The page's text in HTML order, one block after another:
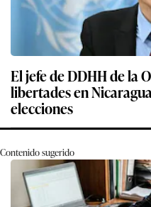
El jefe de DDHH de la
libertades en
elecciones
Contenido sugerido